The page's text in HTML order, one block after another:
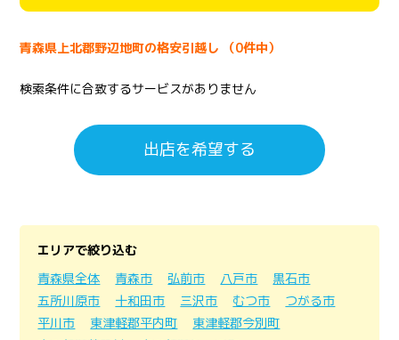
青森県上北郡野辺地町の格安引越し （0件中）
検索条件に合致するサービスがありません
出店を希望する
エリアで絞り込む
青森県全体
青森市 弘前市 八戸市
黒石市
五所川原市
十和田市 三沢市 むつ市
つがる市
平川市
東津軽郡平内町
東津軽郡今別町